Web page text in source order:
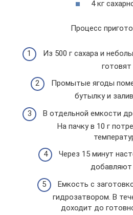
4 кг
Процесс
Из 500 г сахара и
готовят
Промытые ягоды
бутылку и
В отдельной емкости
На пачку в 10 г
Через 15 минут
добавляют
Емкость с
гидрозатвором. В
доходит до